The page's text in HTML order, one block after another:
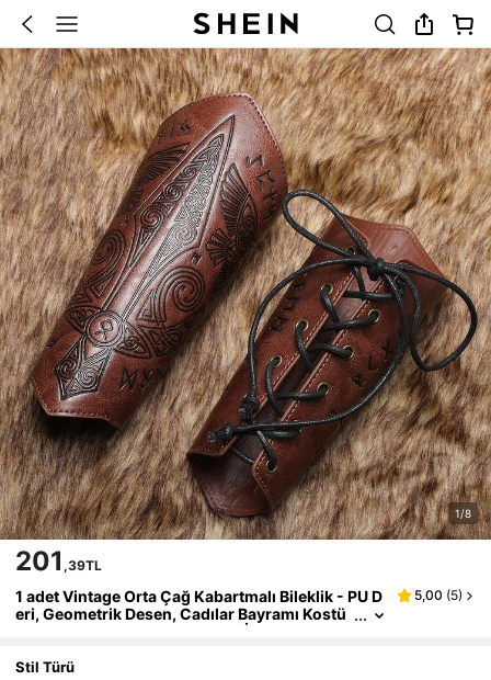
1/8
201 ,39TL
1 adet Vintage Orta Çağ Kabartmalı Bileklik - PU D
eri, Geometrik Desen, Cadılar Bayramı Kostü
mleri ve Sahne Performansları İçin Uygun, Şö
5,00 (5)
Stil Türü